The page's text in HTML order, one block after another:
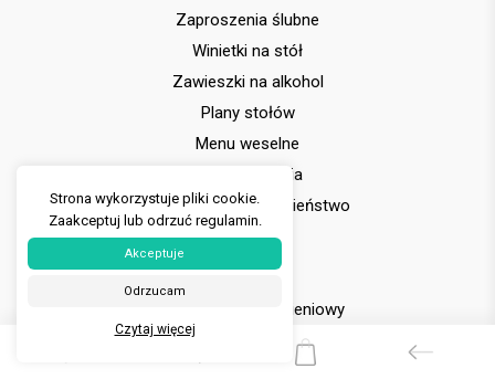
Zaproszenia ślubne
Winietki na stół
Zawieszki na alkohol
Plany stołów
Menu weselne
Podziękowania
Prośba o błogosławieństwo
zamówieniowy
zamówić?
Strona wykorzystuje pliki cookie.
Zaakceptuj lub odrzuć regulamin.
Akceptuje
Odrzucam
Czytaj więcej